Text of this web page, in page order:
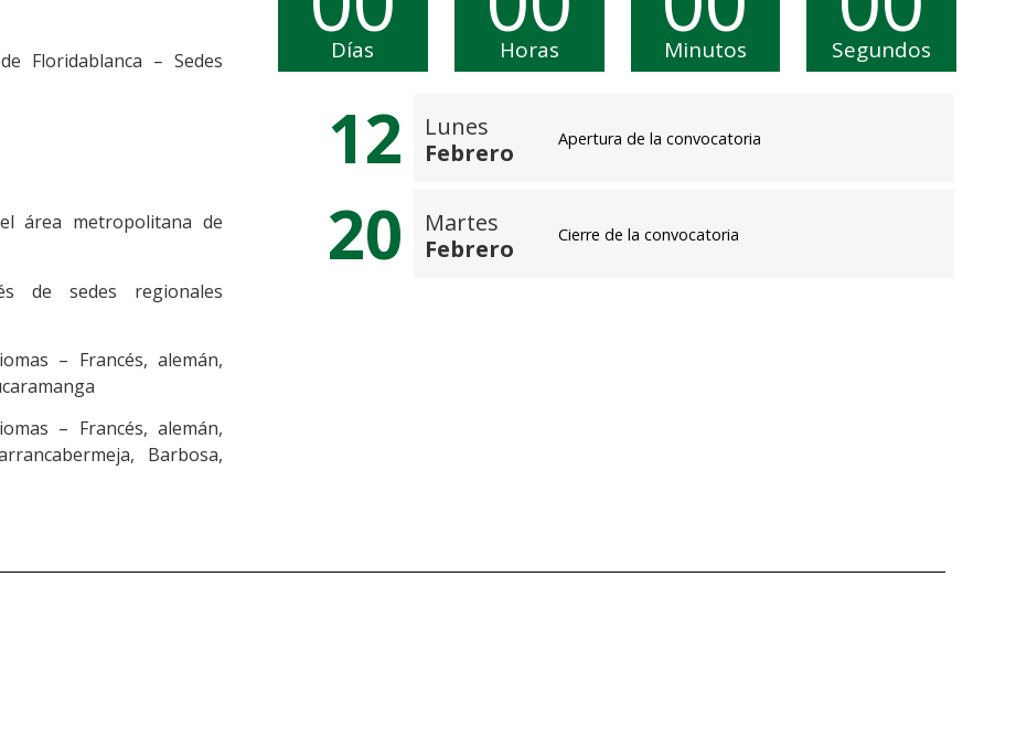
Floridablanca – Sedes
área metropolitana de
de sedes regionales
– Francés, alemán,
– Francés, alemán,
Barbosa,
Días Horas Minutos Segundos
12
Lunes
Febrero
Apertura de la convocatoria
20
Martes
Febrero
Cierre de la convocatoria